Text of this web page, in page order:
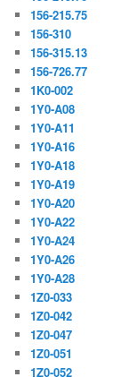
156-215.75
156-310
156-315.13
156-726.77
1K0-002
1Y0-A08
1Y0-A11
1Y0-A16
1Y0-A18
1Y0-A19
1Y0-A20
1Y0-A22
1Y0-A24
1Y0-A26
1Y0-A28
1Z0-033
1Z0-042
1Z0-047
1Z0-051
1Z0-052